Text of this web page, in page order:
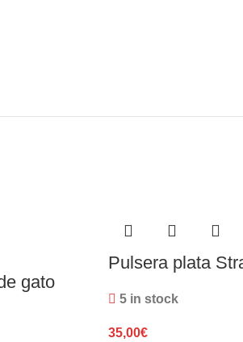
gato
Pulsera plata
5 in stock
35,00€